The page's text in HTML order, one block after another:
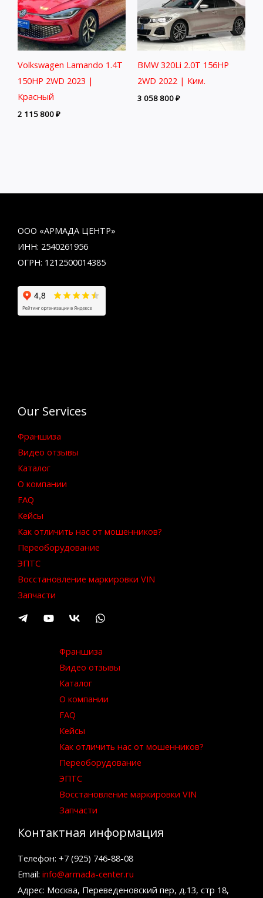
Volkswagen Lamando 1.4T
150HP 2WD 2023 |
Красный
2 115 800₽
BMW 320Li 2.0T 156HP
2WD 2022 | Ким.
3 058 800₽
ООО «АРМАДА ЦЕНТР»
ИНН: 2540261956
ОГРН: 1212500014385
Our Services
Франшиза
Видео отзывы
Каталог
О компании
FAQ
Кейсы
Как отличить нас от мошенников?
Переоборудование
ЭПТС
Восстановление маркировки VIN
Запчасти
Франшиза
Видео отзывы
Каталог
О компании
FAQ
Кейсы
Как отличить нас от мошенников?
Переоборудование
ЭПТС
Восстановление маркировки VIN
Запчасти
Контактная информация
Телефон: +7 (925) 746-88-08
Email: info@armada-center.ru
Адрес: Москва, Переведеновский пер, д.13, стр 18,